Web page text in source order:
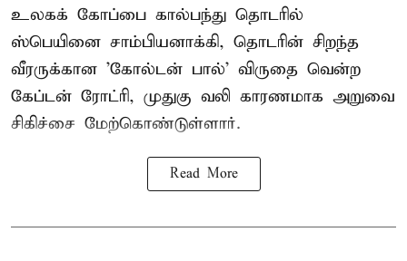
உலகக் கோப்பை கால்பந்து தொடரில்
ஸ்பெயினை சாம்பியனாக்கி, தொடரின் சிறந்த
வீரருக்கான 'கோல்டன் பால்' விருதை வென்ற
கேப்டன் ரோட்ரி, முதுகு வலி காரணமாக அறுவை
சிகிச்சை மேற்கொண்டுள்ளார்.
Read More